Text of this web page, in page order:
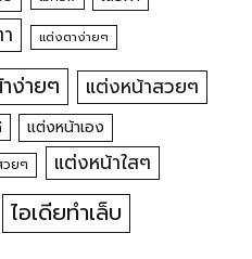
แต่งตาง่ายๆ
ง่ายๆ แต่งหน้าสวยๆ
แต่งหน้าเอง
วยๆ แต่งหน้าใสๆ
ไอเดียทำเล็บ